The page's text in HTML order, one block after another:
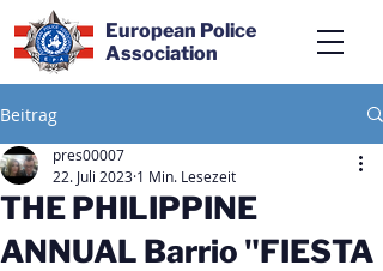
European Police
Association
Beitrag
THE PHILIPPINE
ANNUAL Barrio "FIESTA
pres00007
22. Juli 2023 1 Min. Lesezeit